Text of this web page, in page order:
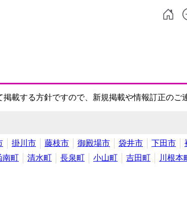
載する方針ですので、新規掲載や情報訂正のご
掛川市 藤枝市 御殿場市 袋井市 下田市
南町 清水町 長泉町 小山町 吉田町 川根本